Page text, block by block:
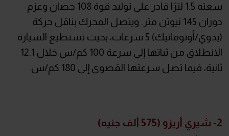
سعته 1.5 لترًا قادر على توليد قوة 108 حصان وعزم
دوران 145 نيوتن متر. ويتصل المحرك بناقل حركة
(يدوي/أوتوماتيك) 5 سرعات، بحيث تستطيع السيارة
الانطلاق من ثباتها إلى سرعة 100 كم/س خلال 12.1
ثانية، فيما تصل سرعتها القصوى إلى 180 كم/س.
2- شيري أريزو (575 ألف جنيه)